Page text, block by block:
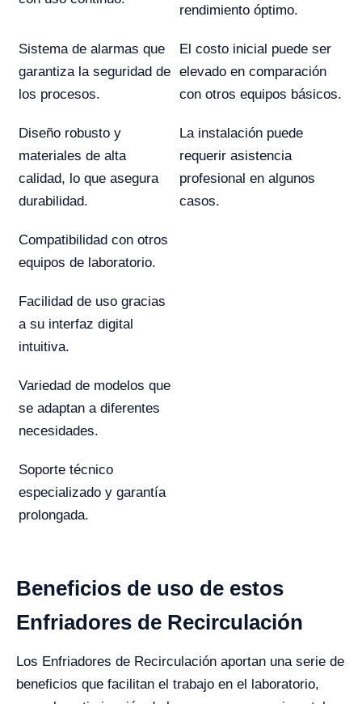
rendimiento óptimo.
Sistema de alarmas que
garantiza la seguridad de
los procesos.
El costo inicial puede ser
elevado en comparación
con otros equipos básicos.
Diseño robusto y
materiales de alta
calidad, lo que asegura
durabilidad.
La instalación puede
requerir asistencia
profesional en algunos
casos.
Compatibilidad con otros
equipos de laboratorio.
Facilidad de uso gracias
a su interfaz digital
intuitiva.
Variedad de modelos que
se adaptan a diferentes
necesidades.
Soporte técnico
especializado y garantía
prolongada.
Beneficios de uso de estos
Enfriadores de Recirculación
Los Enfriadores de Recirculación aportan una serie de
beneficios que facilitan el trabajo en el laboratorio,